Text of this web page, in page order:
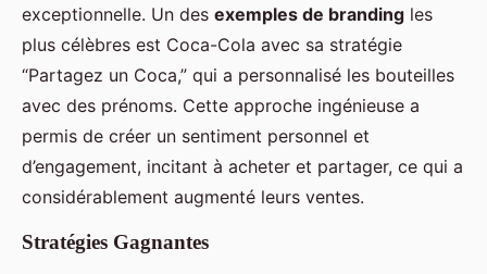
exceptionnelle. Un des exemples de branding les
plus célèbres est Coca-Cola avec sa stratégie
“Partagez un Coca,” qui a personnalisé les bouteilles
avec des prénoms. Cette approche ingénieuse a
permis de créer un sentiment personnel et
d’engagement, incitant à acheter et partager, ce qui a
considérablement augmenté leurs ventes.
Stratégies Gagnantes